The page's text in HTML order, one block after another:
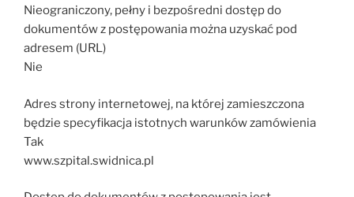
Nieograniczony, pełny i bezpośredni dostęp do
dokumentów z postępowania można uzyskać pod
adresem (URL)
Nie
Adres strony internetowej, na której zamieszczona
będzie specyfikacja istotnych warunków zamówienia
Tak
www.szpital.swidnica.pl